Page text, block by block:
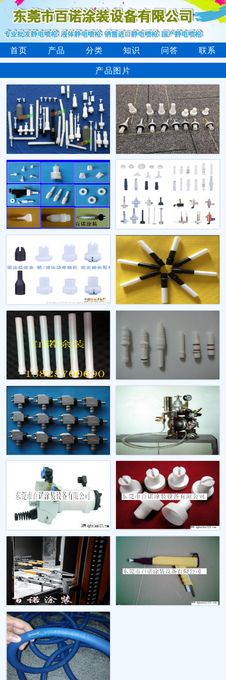
首页 产品 分类 知识 问答
联系
产品图片